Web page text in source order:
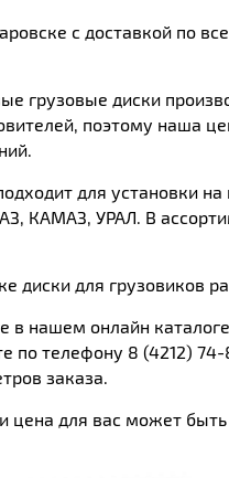
с доставкой по
грузовые диски
поэтому наша
для установки
КАМАЗ, УРАЛ. В
диски для грузовиков
в нашем онлайн
по телефону 8 (4212)
заказа.
цена для вас может